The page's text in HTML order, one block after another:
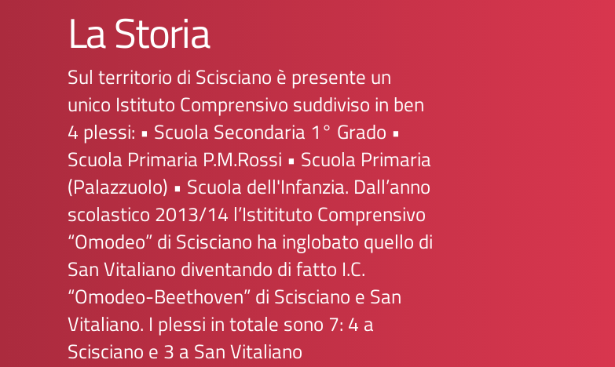
La Storia
Sul territorio di Scisciano è presente un
unico Istituto Comprensivo suddiviso in ben
4 plessi: • Scuola Secondaria 1° Grado •
Scuola Primaria P.M.Rossi • Scuola Primaria
(Palazzuolo) • Scuola dell'Infanzia. Dall’anno
scolastico 2013/14 l’Istitituto Comprensivo
“Omodeo” di Scisciano ha inglobato quello di
San Vitaliano diventando di fatto I.C.
“Omodeo-Beethoven” di Scisciano e San
Vitaliano. I plessi in totale sono 7: 4 a
Scisciano e 3 a San Vitaliano